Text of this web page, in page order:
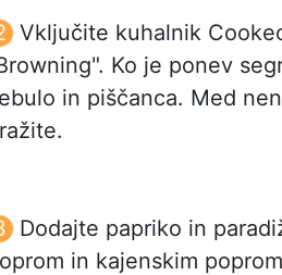
Vključite kuhalnik
Ko je ponev
in piščanca. Med
Dodajte papriko in
in kajenskim